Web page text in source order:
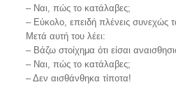
– Ναι, πώς το κατάλαβες;
– Εύκολο, επειδή πλένεις συνεχώς
Μετά αυτή του λέει:
– Βάζω στοίχημα ότι είσαι
– Ναι, πώς το κατάλαβες;
– Δεν αισθάνθηκα τίποτα!